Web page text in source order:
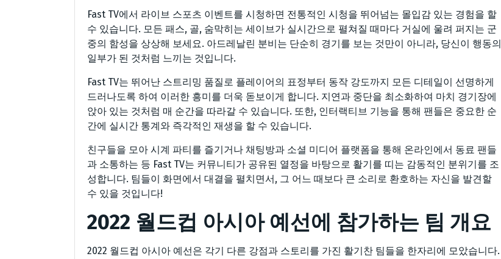
Fast TV에서 라이브 스포츠 이벤트를 시청하면 전통적인 시청을 뛰어넘는 몰입감 있는 경험을 할
수 있습니다. 모든 패스, 골, 숨막히는 세이브가 실시간으로 펼쳐질 때마다 거실에 울려 퍼지는 군
중의 함성을 상상해 보세요. 아드레날린 분비는 단순히 경기를 보는 것만이 아니라, 당신이 행동의
일부가 된 것처럼 느끼는 것입니다.
Fast TV는 뛰어난 스트리밍 품질로 플레이어의 표정부터 동작 강도까지 모든 디테일이 선명하게
드러나도록 하여 이러한 흥미를 더욱 돋보이게 합니다. 지연과 중단을 최소화하여 마치 경기장에
앉아 있는 것처럼 매 순간을 따라갈 수 있습니다. 또한, 인터랙티브 기능을 통해 팬들은 중요한 순
간에 실시간 통계와 즉각적인 재생을 할 수 있습니다.
친구들을 모아 시계 파티를 즐기거나 채팅방과 소셜 미디어 플랫폼을 통해 온라인에서 동료 팬들
과 소통하는 등 Fast TV는 커뮤니티가 공유된 열정을 바탕으로 활기를 띠는 감동적인 분위기를 조
성합니다. 팀들이 화면에서 대결을 펼치면서, 그 어느 때보다 큰 소리로 환호하는 자신을 발견할
수 있을 것입니다!
2022 월드컵 아시아 예선에 참가하는 팀 개요
2022 월드컵 아시아 예선은 각기 다른 강점과 스토리를 가진 활기찬 팀들을 한자리에 모았습니다.